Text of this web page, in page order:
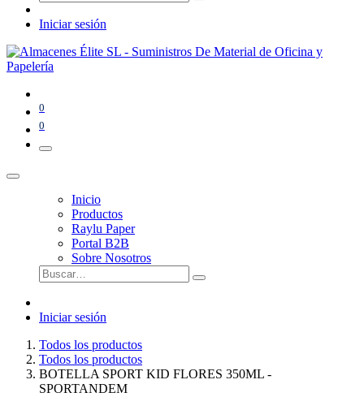
Iniciar sesión
0
0
Inicio
Productos
Raylu Paper
Portal B2B
Sobre Nosotros
Iniciar sesión
Todos los productos
Todos los productos
BOTELLA SPORT KID FLORES 350ML -
SPORTANDEM